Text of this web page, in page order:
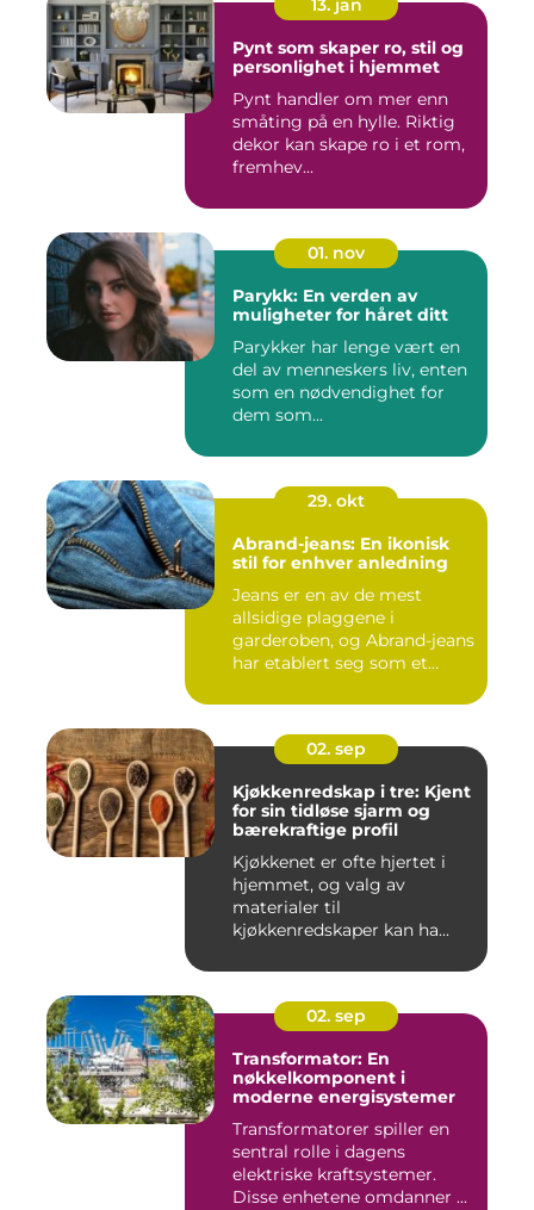
13. jan
Pynt som skaper ro, stil og
personlighet i hjemmet
Pynt handler om mer enn
småting på en hylle. Riktig
dekor kan skape ro i et rom,
fremhev...
01. nov
Parykk: En verden av
muligheter for håret ditt
Parykker har lenge vært en
del av menneskers liv, enten
som en nødvendighet for
dem som...
29. okt
Abrand-jeans: En ikonisk
stil for enhver anledning
Jeans er en av de mest
allsidige plaggene i
garderoben, og Abrand-jeans
har etablert seg som et
02. sep
Kjøkkenredskap i tre: Kjent
for sin tidløse sjarm og
bærekraftige profil
Kjøkkenet er ofte hjertet i
hjemmet, og valg av
materialer til
kjøkkenredskaper kan ha...
02. sep
Transformator: En
nøkkelkomponent i
moderne energisystemer
Transformatorer spiller en
sentral rolle i dagens
elektriske kraftsystemer.
Disse enhetene omdanner ...